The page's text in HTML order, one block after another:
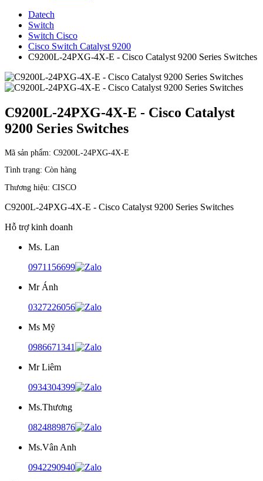
Datech
Switch
Switch Cisco
Cisco Switch Catalyst 9200
C9200L-24PXG-4X-E - Cisco Catalyst 9200 Series Switches
C9200L-24PXG-4X-E - Cisco Catalyst
9200 Series Switches
Mã sản phẩm: C9200L-24PXG-4X-E
Tình trạng: Còn hàng
Thương hiệu: CISCO
C9200L-24PXG-4X-E - Cisco Catalyst 9200 Series Switches
Hỗ trợ kinh doanh
Ms. Lan
0971156699
Mr Ánh
0327226056
Ms Mỹ
0986671341
Mr Liêm
0934304399
Ms.Thương
0824889876
Ms.Vân Anh
0942290940